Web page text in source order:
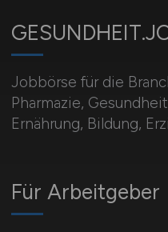
Jobbörse für die
Pharmazie,
Ernährung, Bildung,
Für Arbeitgeber